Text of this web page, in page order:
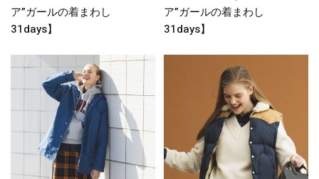
ア”ガールの着まわし
31days】
ア”ガールの着まわし
31days】